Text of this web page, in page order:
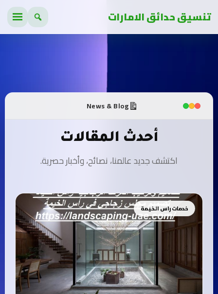
تنسيق حدائق الامارات
News & Blog
أحدث المقالات
اكتشف جديد عالمنا، نصائح، وأخبار حصرية.
خدمات راس الخيمة